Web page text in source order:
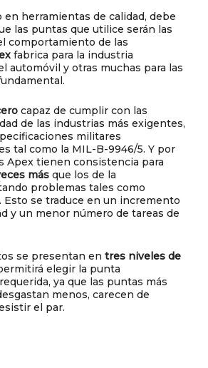
en herramientas de calidad, debe
las puntas que utilice serán las
comportamiento de las
fabrica para la industria
automóvil y otras muchas para las
capaz de cumplir con las
de las industrias más exigentes,
militares
tal como la MIL-B-9946/5. Y por
Apex tienen consistencia para
más que los de la
problemas tales como
Esto se traduce en un incremento
y un menor número de tareas de
se presentan en tres niveles de
elegir la punta
ya que las puntas más
menos, carecen de
el par.